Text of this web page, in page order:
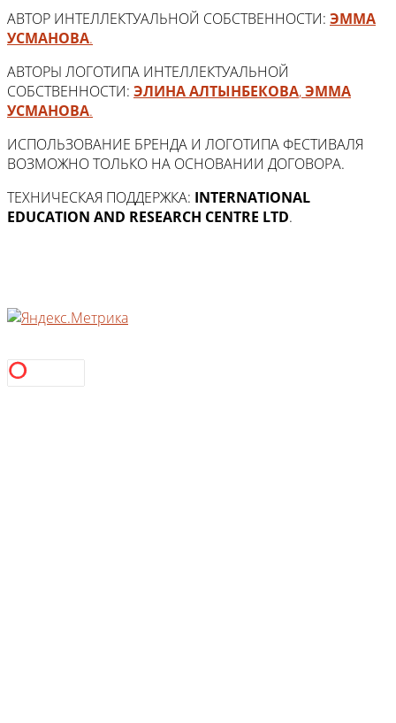
АВТОР ИНТЕЛЛЕКТУАЛЬНОЙ СОБСТВЕННОСТИ: ЭММА
УСМАНОВА.
АВТОРЫ ЛОГОТИПА ИНТЕЛЛЕКТУАЛЬНОЙ
СОБСТВЕННОСТИ: ЭЛИНА АЛТЫНБЕКОВА,ЭММА
УСМАНОВА.
ИСПОЛЬЗОВАНИЕ БРЕНДА И ЛОГОТИПА ФЕСТИВАЛЯ
ВОЗМОЖНО ТОЛЬКО НА ОСНОВАНИИ ДОГОВОРА.
ТЕХНИЧЕСКАЯ ПОДДЕРЖКА: INTERNATIONAL
EDUCATION AND RESEARCH CENTRE LTD.